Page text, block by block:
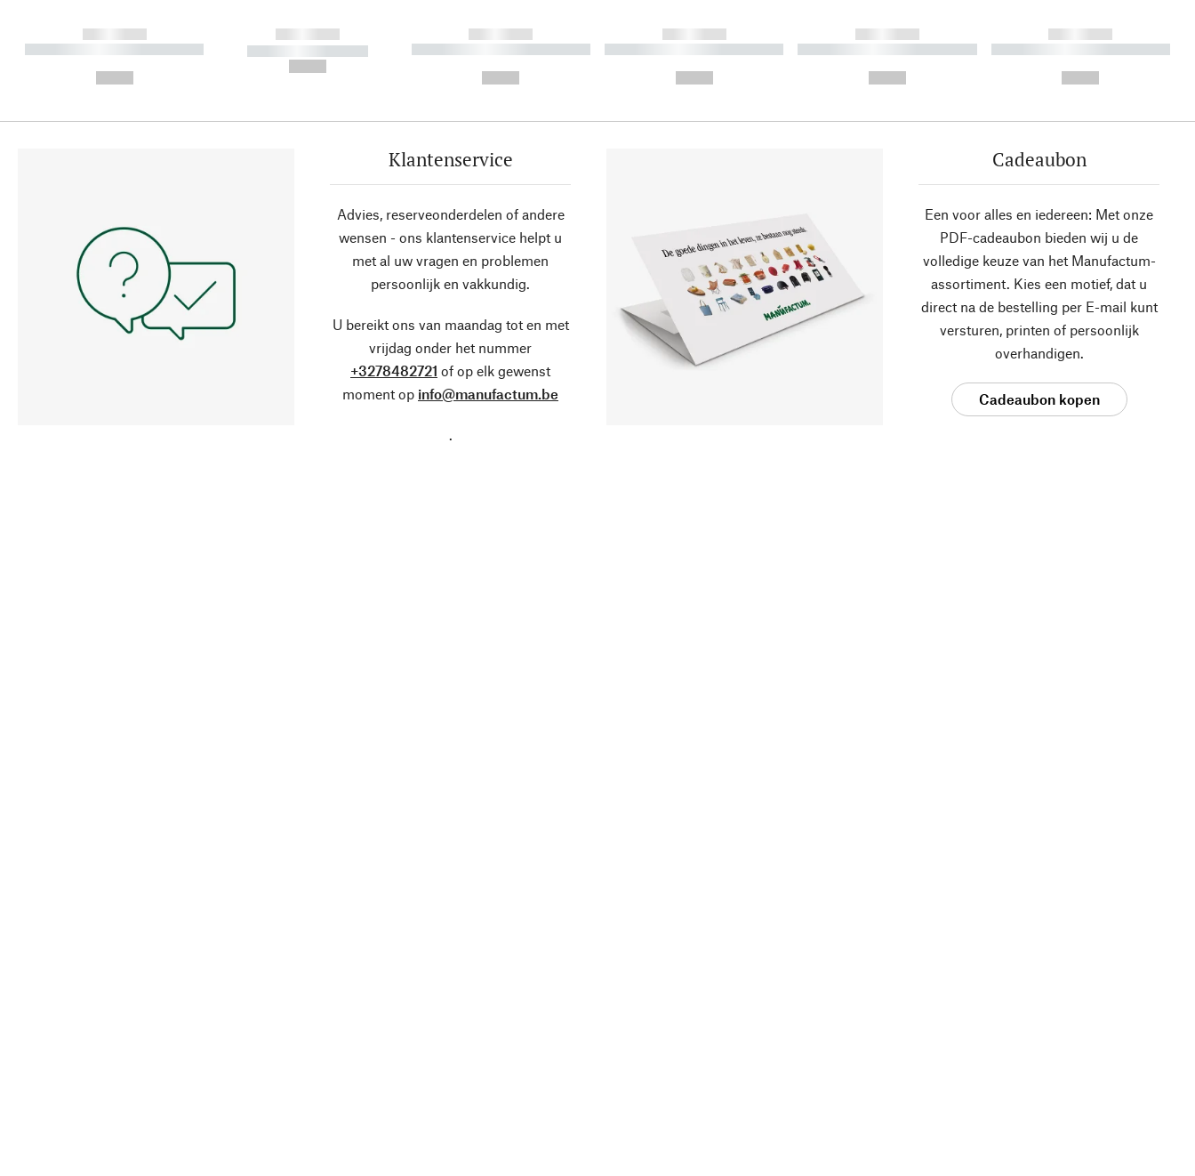
------------
----------- ----------- ----------
------------
----------- -----------
------------
----------- ----------- ----------
------------
----------- ----------- ----------
------------
----------- ----------- ----------
------------
----------- ----------- ----------
Klantenservice
Advies, reserveonderdelen of andere
wensen - ons klantenservice helpt u
met al uw vragen en problemen
persoonlijk en vakkundig.
U bereikt ons van maandag tot en met
vrijdag onder het nummer
+3278482721 of op elk gewenst
moment op info@manufactum.be
.
Cadeaubon
Een voor alles en iedereen: Met onze
PDF-cadeaubon bieden wij u de
volledige keuze van het Manufactum-
assortiment. Kies een motief, dat u
direct na de bestelling per E-mail kunt
versturen, printen of persoonlijk
overhandigen.
Cadeaubon kopen